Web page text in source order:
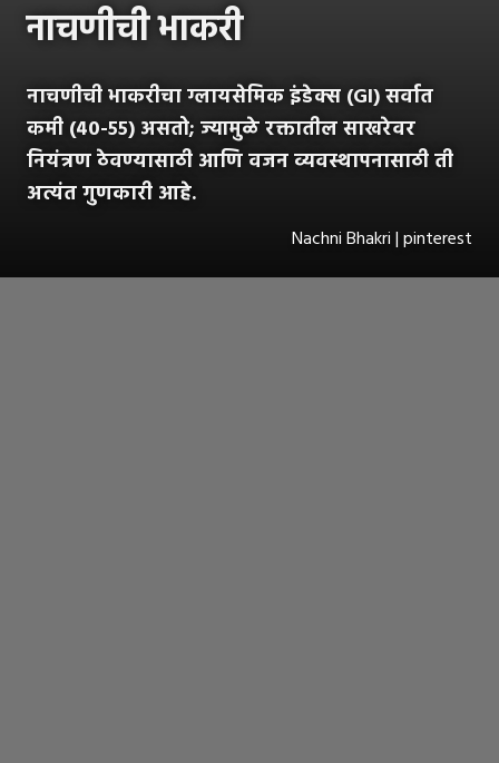
नाचणीची भाकरी
नाचणीची भाकरीचा ग्लायसेमिक इंडेक्स (GI) सर्वात
कमी (४०-५५) असतो; ज्यामुळे रक्तातील साखरेवर
नियंत्रण ठेवण्यासाठी आणि वजन व्यवस्थापनासाठी ती
अत्यंत गुणकारी आहे.
Nachni Bhakri | pinterest